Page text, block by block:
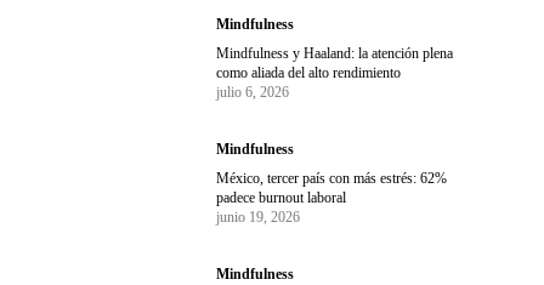
Mindfulness
Mindfulness y Haaland: la atención plena
como aliada del alto rendimiento
julio 6, 2026
Mindfulness
México, tercer país con más estrés: 62%
padece burnout laboral
junio 19, 2026
Mindfulness